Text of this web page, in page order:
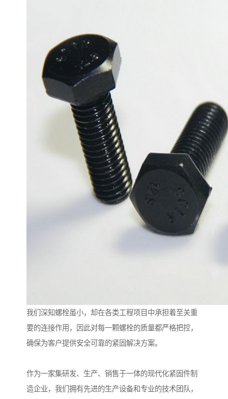
我们深知螺栓虽小，却在各类工程项目中承担着至关重
要的连接作用，因此对每一颗螺栓的质量都严格把控，
确保为客户提供安全可靠的紧固解决方案。
作为一家集研发、生产、销售于一体的现代化紧固件制
造企业，我们拥有先进的生产设备和专业的技术团队，